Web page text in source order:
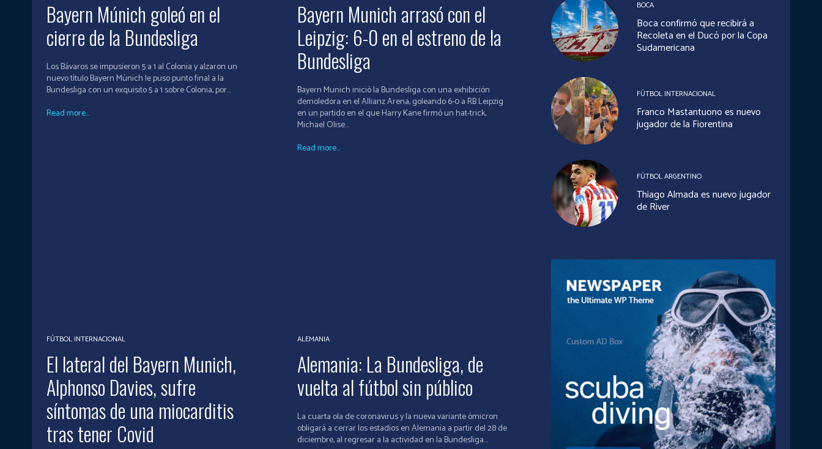
Bayern Múnich goleó en el
cierre de la Bundesliga
Los Bávaros se impusieron 5 a 1 al Colonia y alzaron un
nuevo título Bayern Múnich le puso punto final a la
Bundesliga con un exquisito 5 a 1 sobre Colonia, por...
Read more...
Bayern Munich arrasó con el
Leipzig: 6-0 en el estreno de la
Bundesliga
Bayern Munich inició la Bundesliga con una exhibición
demoledora en el Allianz Arena, goleando 6-0 a RB Leipzig
en un partido en el que Harry Kane firmó un hat-trick,
Michael Olise...
Read more...
FÚTBOL INTERNACIONAL
El lateral del Bayern Munich,
Alphonso Davies, sufre
síntomas de una miocarditis
tras tener Covid
ALEMANIA
Alemania: La Bundesliga, de
vuelta al fútbol sin público
La cuarta ola de coronavirus y la nueva variante ómicron
obligará a cerrar los estadios en Alemania a partir del 28 de
diciembre, al regresar a la actividad en la Bundesliga...
BOCA
Boca confirmó que recibirá a
Recoleta en el Ducó por la Copa
Sudamericana
FÚTBOL INTERNACIONAL
Franco Mastantuono es nuevo
jugador de la Fiorentina
FÚTBOL ARGENTINO
Thiago Almada es nuevo jugador
de River